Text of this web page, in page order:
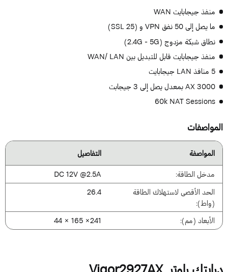
منفذ جيجابايت WAN
ما يصل إلى 50 نفق VPN و (25 SSL)
نطاق شبكة مزدوج (2.4G - 5G)
منفذ جيجابايت قابل للتبديل بين WAN/ LAN
5 منافذ LAN جيجابايت
AX 3000 بمعدل يصل إلى 3 جيجابت
60k NAT Sessions
المواصفة
التفاصيل
مدخل الطاقة:
DC 12V @2.5A
الحد الأقصى لاستهلاك الطاقة
(واط):
26.4
الأبعاد (مم):
241× 165 × 44